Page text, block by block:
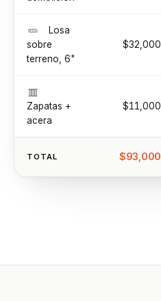
Losa
sobre
terreno, 6"
$32,000
Zapatas +
acera
$11,000
TOTAL $93,000